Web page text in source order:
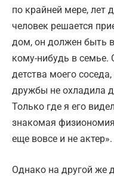
по крайней мере, лет
человек решается
дом, он должен быть
кому-нибудь в семье.
детства моего
дружбы не охладила
Только где я его
знакомая
еще вовсе и не актер».
Однако на другой же